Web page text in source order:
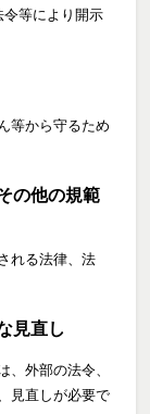
等により開示
等から守るため
の他の規範
れる法律、法
見直し
、外部の法令、
見直しが必要で